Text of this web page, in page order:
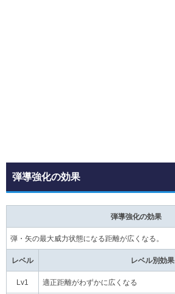
弾導強化の効果
弾導強化の効果
弾・矢の最大威力状態になる距離が広くなる。
レベル レベル別効果
Lv1 適正距離がわずかに広くなる